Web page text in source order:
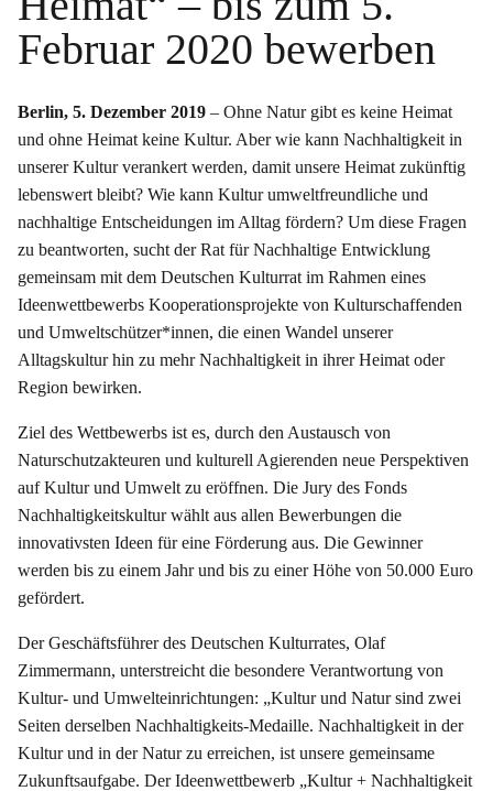
Februar 2020 bewerben
Berlin, 5. Dezember 2019 – Ohne Natur gibt es keine Heimat
und ohne Heimat keine Kultur. Aber wie kann Nachhaltigkeit in
unserer Kultur verankert werden, damit unsere Heimat zukünftig
lebenswert bleibt? Wie kann Kultur umweltfreundliche und
nachhaltige Entscheidungen im Alltag fördern? Um diese Fragen
zu beantworten, sucht der Rat für Nachhaltige Entwicklung
gemeinsam mit dem Deutschen Kulturrat im Rahmen eines
Ideenwettbewerbs Kooperationsprojekte von Kulturschaffenden
und Umweltschützer*innen, die einen Wandel unserer
Alltagskultur hin zu mehr Nachhaltigkeit in ihrer Heimat oder
Region bewirken.
Ziel des Wettbewerbs ist es, durch den Austausch von
Naturschutzakteuren und kulturell Agierenden neue Perspektiven
auf Kultur und Umwelt zu eröffnen. Die Jury des Fonds
Nachhaltigkeitskultur wählt aus allen Bewerbungen die
innovativsten Ideen für eine Förderung aus. Die Gewinner
werden bis zu einem Jahr und bis zu einer Höhe von 50.000 Euro
gefördert.
Der Geschäftsführer des Deutschen Kulturrates, Olaf
Zimmermann, unterstreicht die besondere Verantwortung von
Kultur- und Umwelteinrichtungen: „Kultur und Natur sind zwei
Seiten derselben Nachhaltigkeits-Medaille. Nachhaltigkeit in der
Kultur und in der Natur zu erreichen, ist unsere gemeinsame
Zukunftsaufgabe. Der Ideenwettbewerb „Kultur + Nachhaltigkeit